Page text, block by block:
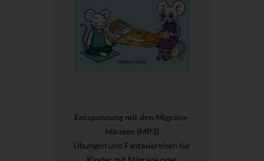
Entspannung mit den Migräne-
Mäusen (MP3)
Übungen und Fantasiereisen für